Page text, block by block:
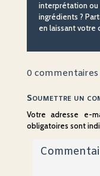
interprétation ou
ingrédients ?
en laissant votre
0 commentaires
Soumettre un
Votre adresse e-
obligatoires sont